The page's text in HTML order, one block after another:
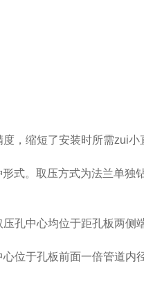
，缩短了安装时所需zui小
式。取压方式为法兰单
孔中心均位于距孔板两侧
位于孔板前面一倍管道